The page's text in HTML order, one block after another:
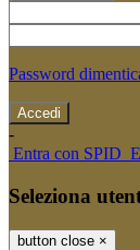
Password
-
Entra con SPID
Seleziona
button close ×